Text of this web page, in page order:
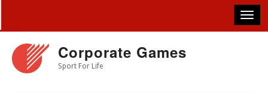
main
content
Corporate Games
Sport For Life